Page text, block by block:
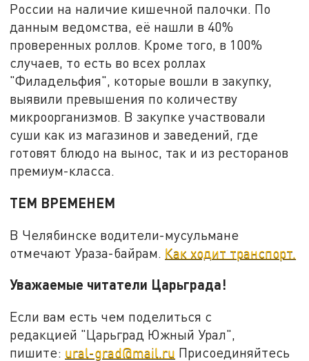
России на наличие кишечной палочки. По
данным ведомства, её нашли в 40%
проверенных роллов. Кроме того, в 100%
случаев, то есть во всех роллах
"Филадельфия", которые вошли в закупку,
выявили превышения по количеству
микроорганизмов. В закупке участвовали
суши как из магазинов и заведений, где
готовят блюдо на вынос, так и из ресторанов
премиум-класса.
ТЕМ ВРЕМЕНЕМ
В Челябинске водители-мусульмане
отмечают Ураза-байрам. Как ходит транспорт.
Уважаемые читатели Царьграда!
Если вам есть чем поделиться с
редакцией "Царьград Южный Урал",
пишите: ural-grad@mail.ru Присоединяйтесь